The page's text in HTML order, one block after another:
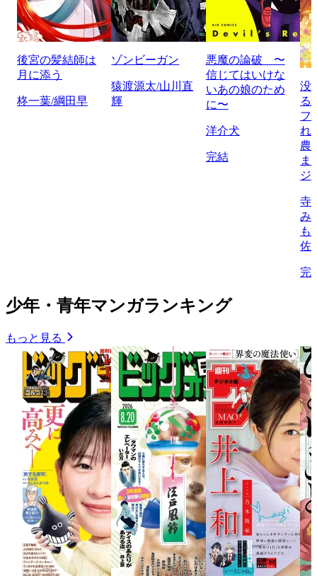
後宮の髪結師は
月に添う
柊一葉/綱田早
ゾンビーガン
猿渡源太/山川直
輝
悪魔の論破 〜
信じてはいけな
いあの娘のため
に〜
洋介犬
完結
没
る
フ
れ
農
ま
ジ
寺
み
も
佐
完
少年・青年マンガランキング
もっと見る